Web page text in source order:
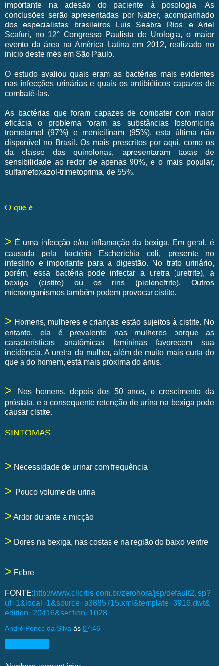
importante na adesão do paciente à posologia. As
conclusões serão apresentadas por Naber, acompanhado
dos especialistas brasileiros Luis Seabra Rios e Ariel
Scafuri, no 12° Congresso Paulista de Urologia, o maior
evento da área na América Latina em 2012, realizado no
início deste mês em São Paulo.
O estudo avaliou quais eram as bactérias mais evidentes
nas infecções urinárias e quais os antibióticos capazes de
combatê-las.
As bactérias que foram capazes de combater com maior
eficácia o problema foram as substâncias fosfomicina
trometamol (97%) e menicilinam (95%), esta última não
disponível no Brasil. Os mais prescritos por aqui, como os
da classe das quinolonas, apresentaram taxas de
sensibilidade ao redor de apenas 90%, e o mais popular,
sulfametoxazol-trimetoprima, de 55%.
O que é
> É uma infecção e/ou inflamação da bexiga. Em geral, é
causada pela bactéria Escherichia coli, presente no
intestino e importante para a digestão. No trato urinário,
porém, essa bactéria pode infectar a uretra (uretrite), a
bexiga (cistite) ou os rins (pielonefrite). Outros
microorganismos também podem provocar cistite.
> Homens, mulheres e crianças estão sujeitos à cistite. No
entanto, ela é prevalente nas mulheres porque as
características anatômicas femininas favorecem sua
incidência. A uretra da mulher, além de muito mais curta do
que a do homem, está mais próxima do ânus.
>
Nos homens, depois dos 50 anos, o crescimento da
próstata, e a consequente retenção de urina na bexiga pode
causar cistite.
SINTOMAS
> Necessidade de urinar com frequência
> Pouco volume de urina
> Ardor durante a micção
> Dores na bexiga, nas costas e na região do baixo ventre
> Febre
FONTE:http://www.clicrbs.com.br/zerohora/jsp/default2.jsp?
uf=1&local=1&source=a3885715.xml&template=3916.dwt&
edition=20416&section=1028
André Ponce da Silva às 07:46